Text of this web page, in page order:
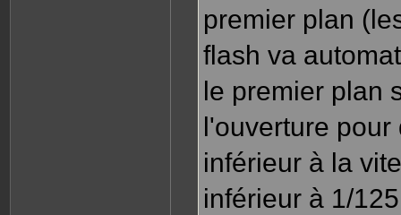
premier plan
flash va
le premier plan
l'ouverture
inférieur à la
inférieur à 1/